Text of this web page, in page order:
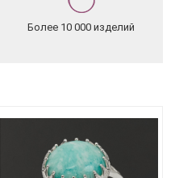
Более 10 000 изделий